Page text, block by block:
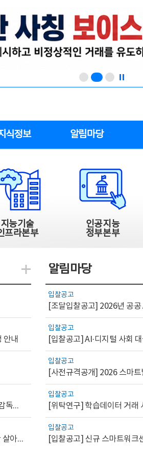
식정보 알림마당
지능기술
프라본부
인공지능
정부본부
안내
[AI.GOV 이슈리포트 2026-1호]공공부문 AI 통제를 위한 사람 감독의 해외 사례 분석 및 시사점
[디지털서비스 이슈리포트2026-7] 워크플로우를 가진 SaaS만 살아남는다
지식관련 더보기
알림마당
입찰공고
입찰공고
[입찰공고] AI·디지털 사회
입찰공고
[사전규격공개] 2026 스마
입찰공고
입찰공고
[입찰공고] 신규 스마트워크